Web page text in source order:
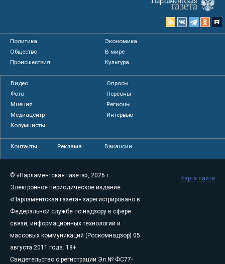
Политика
Экономика
Общество
В мире
Происшествия
Культура
Видео
Опросы
Фото
Персоны
Мнения
Регионы
Медиацентр
Интервью
Колумнисты
Контакты Реклама Вакансии
© «Парламентская газета», 2026 г.
Электронное периодическое издание
«Парламентская газета» зарегистрировано в
Федеральной службе по надзору в сфере
связи, информационных технологий и
массовых коммуникаций (Роскомнадзор) 05
августа 2011 года. 18+
Свидетельство о регистрации Эл № ФС77-
Карта сайта